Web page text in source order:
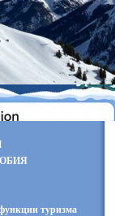
туризма